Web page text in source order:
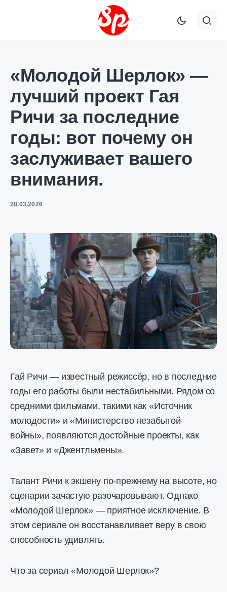
«Молодой Шерлок» —
лучший проект Гая
Ричи за последние
годы: вот почему он
заслуживает вашего
внимания.
28.03.2026
Гай Ричи — известный режиссёр, но в последние
годы его работы были нестабильными. Рядом со
средними фильмами, такими как «Источник
молодости» и «Министерство незабытой
войны», появляются достойные проекты, как
«Завет» и «Джентльмены».
Талант Ричи к экшену по-прежнему на высоте, но
сценарии зачастую разочаровывают. Однако
«Молодой Шерлок» — приятное исключение. В
этом сериале он восстанавливает веру в свою
способность удивлять.
Что за сериал «Молодой Шерлок»?